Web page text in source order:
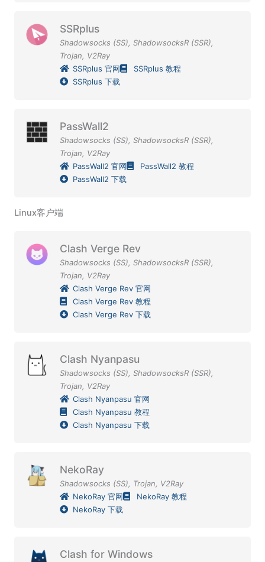
SSRplus
Shadowsocks (SS), ShadowsocksR (SSR),
Trojan, V2Ray
SSRplus 官网
SSRplus 教程
SSRplus 下载
PassWall2
Shadowsocks (SS), ShadowsocksR (SSR),
Trojan, V2Ray
PassWall2 官网
PassWall2 教程
PassWall2 下载
Linux客户端
Clash Verge Rev
Shadowsocks (SS), ShadowsocksR (SSR),
Trojan, V2Ray
Clash Verge Rev 官网
Clash Verge Rev 教程
Clash Verge Rev 下载
Clash Nyanpasu
Shadowsocks (SS), ShadowsocksR (SSR),
Trojan, V2Ray
Clash Nyanpasu 官网
Clash Nyanpasu 教程
Clash Nyanpasu 下载
NekoRay
Shadowsocks (SS), Trojan, V2Ray
NekoRay 官网
NekoRay 教程
NekoRay 下载
Clash for Windows